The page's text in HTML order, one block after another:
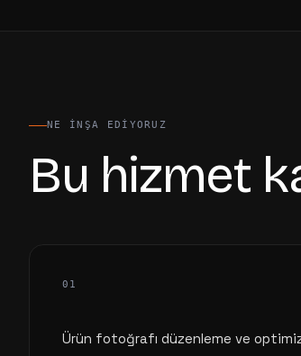
NE INŞA EDIYORUZ
Bu hizmet
01
Ürün fotoğrafı düzenleme ve